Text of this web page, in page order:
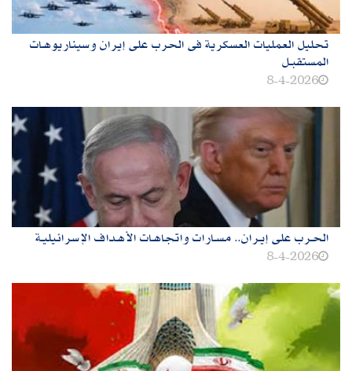
تحليل العمليات العسكرية فى الحرب على إيران وسيناريوهـات
المستقبـل
8-4-2026
الحـرب على إيـران.. مسـارات واتجاهـات الأهـداف الإسرائيليـة
8-4-2026